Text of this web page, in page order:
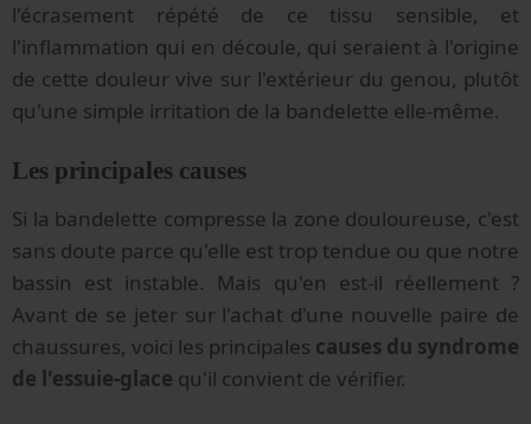
l'écrasement répété de ce tissu sensible, et
l'inflammation qui en découle, qui seraient à l'origine
de cette douleur vive sur l'extérieur du genou, plutôt
qu'une simple irritation de la bandelette elle-même.
Les principales causes
Si la bandelette compresse la zone douloureuse, c'est
sans doute parce qu'elle est trop tendue ou que notre
bassin est instable. Mais qu'en est-il réellement ?
Avant de se jeter sur l'achat d'une nouvelle paire de
chaussures, voici les principales causes du syndrome
de l'essuie-glace qu'il convient de vérifier.